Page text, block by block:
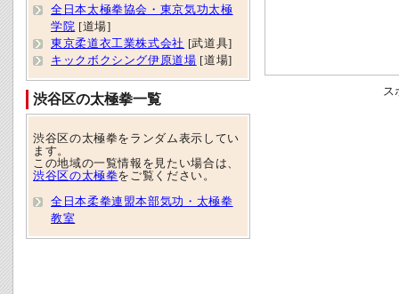
ス
全日本太極拳協会・東京気功太極
学院 [道場]
東京柔道衣工業株式会社 [武道具]
キックボクシング伊原道場 [道場]
渋谷区の太極拳一覧
渋谷区の太極拳をランダム表示してい
ます。
この地域の一覧情報を見たい場合は、
渋谷区の太極拳をご覧ください。
全日本柔拳連盟本部気功・太極拳
教室